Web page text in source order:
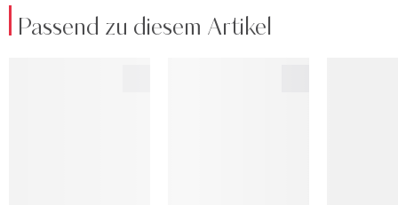
Passend zu diesem Artikel